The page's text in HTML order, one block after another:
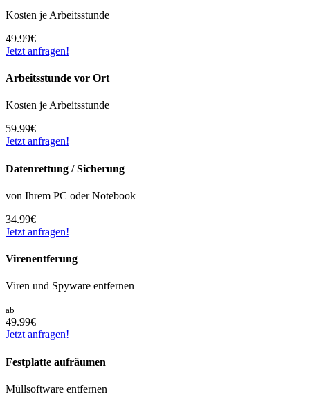
Kosten je Arbeitsstunde
49.99€
Jetzt anfragen!
Arbeitsstunde vor Ort
Kosten je Arbeitsstunde
59.99€
Jetzt anfragen!
Datenrettung / Sicherung
von Ihrem PC oder Notebook
34.99€
Jetzt anfragen!
Virenentferung
Viren und Spyware entfernen
ab
49.99€
Jetzt anfragen!
Festplatte aufräumen
Müllsoftware entfernen